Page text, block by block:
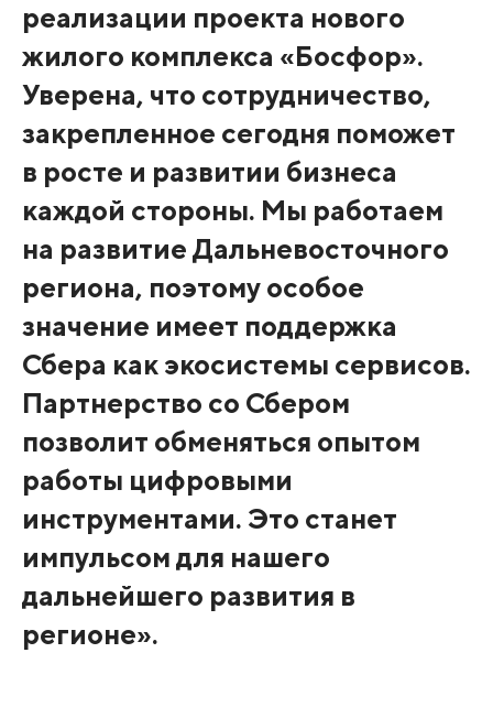
реализации проекта нового
жилого комплекса «Босфор».
Уверена, что сотрудничество,
закрепленное сегодня поможет
в росте и развитии бизнеса
каждой стороны. Мы работаем
на развитие Дальневосточного
региона, поэтому особое
значение имеет поддержка
Сбера как экосистемы сервисов.
Партнерство со Сбером
позволит обменяться опытом
работы цифровыми
инструментами. Это станет
импульсом для нашего
дальнейшего развития в
регионе».